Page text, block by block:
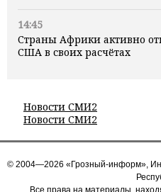
14:45
Страны Африки активно
США в своих расчётах
Новости СМИ2
Новости СМИ2
© 2004—2026 «Грозный-информ»,
Все права на материалы,